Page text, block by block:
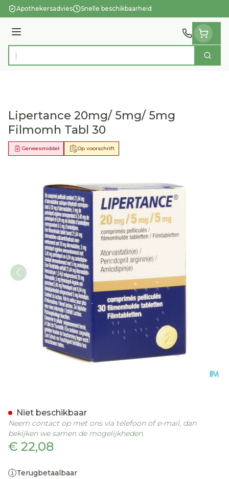
Ga naar de inhoud
Apothekersadvies Snelle beschikbaarheid
Menu
Product, merk, categorie... Zoek
Lipertance 20mg/ 5mg/ 5mg
Filmomh Tabl 30
Op voorschrift
Geneesmiddel
€ 22,08
Terugbetaalbaar
Niet beschikbaar
Neem contact op met ons via telefoon of e-mail, dan
bekijken we samen de mogelijkheden.